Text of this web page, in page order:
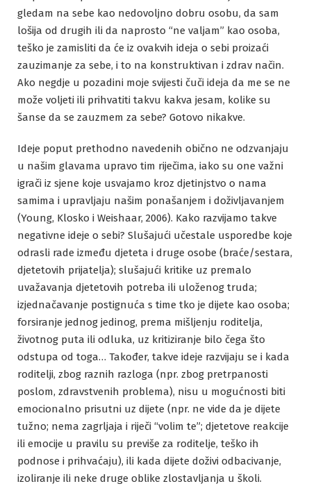
gledam na sebe kao nedovoljno dobru osobu, da sam
lošija od drugih ili da naprosto “ne valjam” kao osoba,
teško je zamisliti da će iz ovakvih ideja o sebi proizaći
zauzimanje za sebe, i to na konstruktivan i zdrav način.
Ako negdje u pozadini moje svijesti čuči ideja da me se ne
može voljeti ili prihvatiti takvu kakva jesam, kolike su
šanse da se zauzmem za sebe? Gotovo nikakve.
Ideje poput prethodno navedenih obično ne odzvanjaju
u našim glavama upravo tim riječima, iako su one važni
igrači iz sjene koje usvajamo kroz djetinjstvo o nama
samima i upravljaju našim ponašanjem i doživljavanjem
(Young, Klosko i Weishaar, 2006). Kako razvijamo takve
negativne ideje o sebi? Slušajući učestale usporedbe koje
odrasli rade između djeteta i druge osobe (braće/sestara,
djetetovih prijatelja); slušajući kritike uz premalo
uvažavanja djetetovih potreba ili uloženog truda;
izjednačavanje postignuća s time tko je dijete kao osoba;
forsiranje jednog jedinog, prema mišljenju roditelja,
životnog puta ili odluka, uz kritiziranje bilo čega što
odstupa od toga… Također, takve ideje razvijaju se i kada
roditelji, zbog raznih razloga (npr. zbog pretrpanosti
poslom, zdravstvenih problema), nisu u mogućnosti biti
emocionalno prisutni uz dijete (npr. ne vide da je dijete
tužno; nema zagrljaja i riječi “volim te”; djetetove reakcije
ili emocije u pravilu su previše za roditelje, teško ih
podnose i prihvaćaju), ili kada dijete doživi odbacivanje,
izoliranje ili neke druge oblike zlostavljanja u školi.